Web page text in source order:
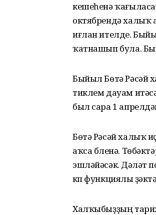
кешеһенә
октябрендә халыҡ
иғлан ителде.
ҡатнашып була.
Быйыл Бөтә Рәсәй
тиклем дауам
был сара 1
Бөтә Рәсәй халыҡ
аҡса бүленә.
эшләйәсәк. Дәүләт
күп функциялы
Халҡыбыҙҙың